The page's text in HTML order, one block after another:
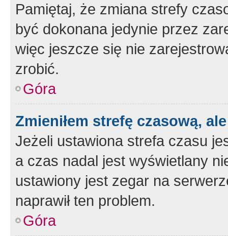
Pamiętaj, że zmiana strefy
być dokonana jedynie przez
więc jeszcze się nie
zrobić.
Góra
Zmieniłem strefę czasową,
Jeżeli ustawiona strefa czasu
a czas nadal jest wyświetlany
ustawiony jest zegar na
naprawił ten problem.
Góra